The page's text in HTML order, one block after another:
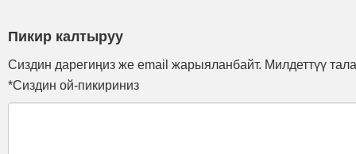
Пикир калтыруу
Сиздин дарегиңиз же email жарыяланбайт. Милдеттүү
*Сиздин ой-пикириниз